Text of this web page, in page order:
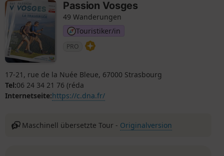
Passion Vosges
49 Wanderungen
Touristiker/in
PRO
17-21, rue de la Nuée Bleue, 67000 Strasbourg
Tel:06 24 34 21 76 (réda
Internetseite:https://c.dna.fr/
Maschinell übersetzte Tour - Originalversion